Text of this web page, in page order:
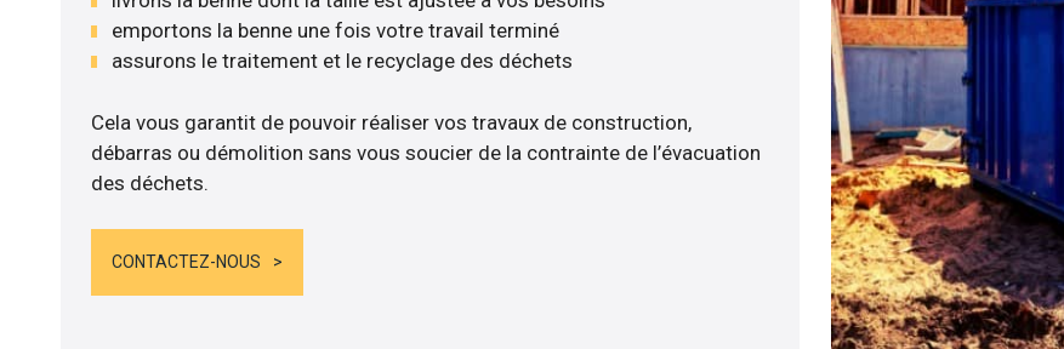
emportons la benne une fois votre travail terminé
assurons le traitement et le recyclage des déchets
Cela vous garantit de pouvoir réaliser vos travaux de construction,
débarras ou démolition sans vous soucier de la contrainte de l’évacuation
des déchets.
CONTACTEZ-NOUS